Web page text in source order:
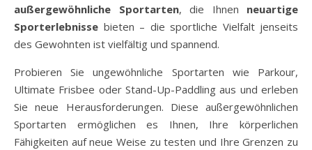
außergewöhnliche Sportarten, die Ihnen neuartige
Sporterlebnisse bieten – die sportliche Vielfalt jenseits
des Gewohnten ist vielfältig und spannend.
Probieren Sie ungewöhnliche Sportarten wie Parkour,
Ultimate Frisbee oder Stand-Up-Paddling aus und erleben
Sie neue Herausforderungen. Diese außergewöhnlichen
Sportarten ermöglichen es Ihnen, Ihre körperlichen
Fähigkeiten auf neue Weise zu testen und Ihre Grenzen zu